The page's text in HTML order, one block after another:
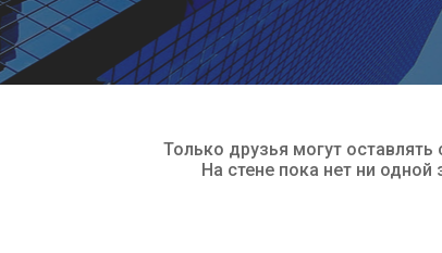
Только друзья могут
На стене пока нет ни одной